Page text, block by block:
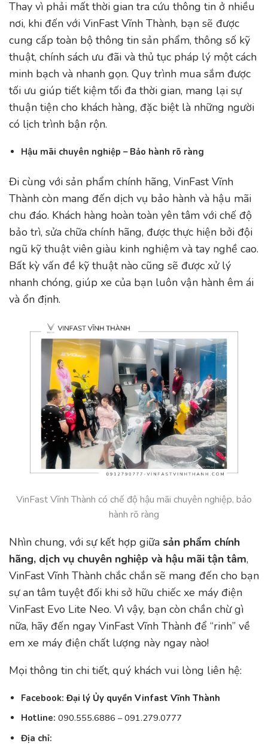
Thay vì phải mất thời gian tra cứu thông tin ở nhiều
nơi, khi đến với VinFast Vĩnh Thành, bạn sẽ được
cung cấp toàn bộ thông tin sản phẩm, thông số kỹ
thuật, chính sách ưu đãi và thủ tục pháp lý một cách
minh bạch và nhanh gọn. Quy trình mua sắm được
tối ưu giúp tiết kiệm tối đa thời gian, mang lại sự
thuận tiện cho khách hàng, đặc biệt là những người
có lịch trình bận rộn.
Hậu mãi chuyên nghiệp – Bảo hành rõ ràng
Đi cùng với sản phẩm chính hãng, VinFast Vĩnh
Thành còn mang đến dịch vụ bảo hành và hậu mãi
chu đáo. Khách hàng hoàn toàn yên tâm với chế độ
bảo trì, sửa chữa chính hãng, được thực hiện bởi đội
ngũ kỹ thuật viên giàu kinh nghiệm và tay nghề cao.
Bất kỳ vấn đề kỹ thuật nào cũng sẽ được xử lý
nhanh chóng, giúp xe của bạn luôn vận hành êm ái
và ổn định.
VinFast Vĩnh Thành có chế độ hậu mãi chuyên nghiệp, bảo
hành rõ ràng
Nhìn chung, với sự kết hợp giữa sản phẩm chính
hãng, dịch vụ chuyên nghiệp và hậu mãi tận tâm,
VinFast Vĩnh Thành chắc chắn sẽ mang đến cho bạn
sự an tâm tuyệt đối khi sở hữu chiếc xe máy điện
VinFast Evo Lite Neo. Vì vậy, bạn còn chần chừ gì
nữa, hãy đến ngay VinFast Vĩnh Thành để “rinh” về
em xe máy điện chất lượng này ngay nào!
Mọi thông tin chi tiết, quý khách vui lòng liên hệ:
Facebook:Đại lý Ủy quyền Vinfast Vĩnh Thành
Hotline: 090.555.6886 –091.279.0777
Địa chỉ: